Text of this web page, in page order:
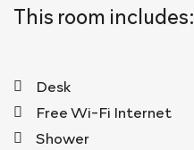
This room includes:
Desk
Free Wi-Fi Internet
Shower